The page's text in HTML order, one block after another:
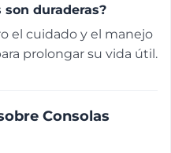
duraderas?
el cuidado y el manejo
prolongar su vida útil.
Consolas